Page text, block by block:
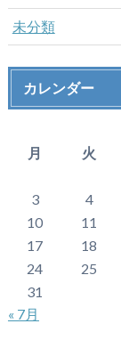
未分類
カレンダー
月
火
3
4
10
11
17
18
24
25
31
« 7月